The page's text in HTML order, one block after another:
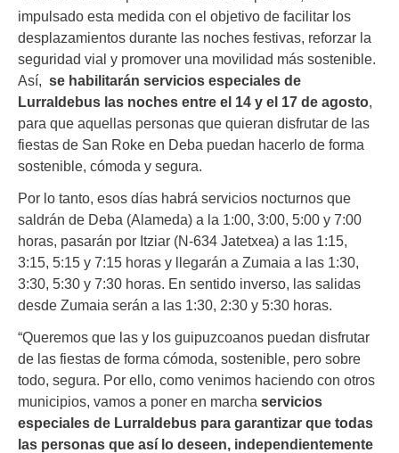
impulsado esta medida con el objetivo de facilitar los
desplazamientos durante las noches festivas, reforzar la
seguridad vial y promover una movilidad más sostenible.
Así,
se habilitarán servicios especiales de
Lurraldebus las noches entre el 14 y el 17 de agosto
para que aquellas personas que quieran disfrutar de las
fiestas de San Roke en Deba puedan hacerlo de forma
sostenible, cómoda y segura.
Por lo tanto, esos días habrá servicios nocturnos que
saldrán de Deba (Alameda) a la 1:00, 3:00, 5:00 y 7:00
horas, pasarán por Itziar (N-634 Jatetxea) a las 1:15,
3:15, 5:15 y 7:15 horas y llegarán a Zumaia a las 1:30,
3:30, 5:30 y 7:30 horas. En sentido inverso, las salidas
desde Zumaia serán a las 1:30, 2:30 y 5:30 horas.
“Queremos que las y los guipuzcoanos puedan disfrutar
de las fiestas de forma cómoda, sostenible, pero sobre
todo, segura. Por ello, como venimos haciendo con otros
municipios, vamos a poner en marcha servicios
especiales de Lurraldebus para garantizar que todas
las personas que así lo deseen, independientemente